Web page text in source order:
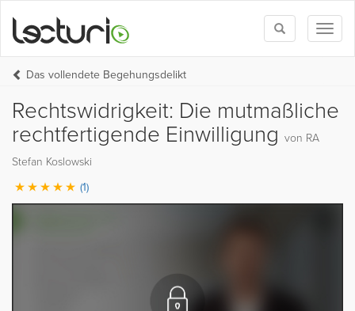
Toggle
search
Das vollendete Begehungsdelikt
Rechtswidrigkeit: Die mutmaßliche
rechtfertigende Einwilligung von RA
Stefan Koslowski
(1)